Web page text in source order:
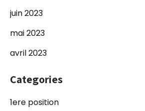
juin 2023
mai 2023
avril 2023
Categories
1ere position